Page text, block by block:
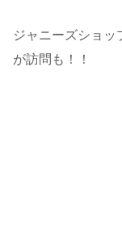
ジャニーズショッ
が訪問も！！